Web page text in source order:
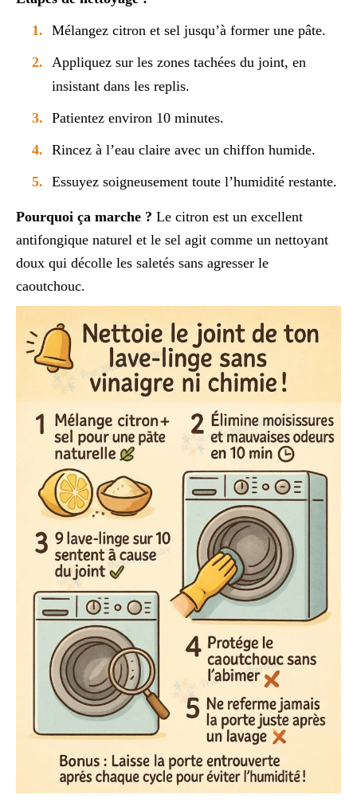
Mélangez citron et sel jusqu’à former une pâte.
Appliquez sur les zones tachées du joint, en
insistant dans les replis.
Patientez environ 10 minutes.
Rincez à l’eau claire avec un chiffon humide.
Essuyez soigneusement toute l’humidité restante.
Pourquoi ça marche ? Le citron est un excellent
antifongique naturel et le sel agit comme un nettoyant
doux qui décolle les saletés sans agresser le
caoutchouc.